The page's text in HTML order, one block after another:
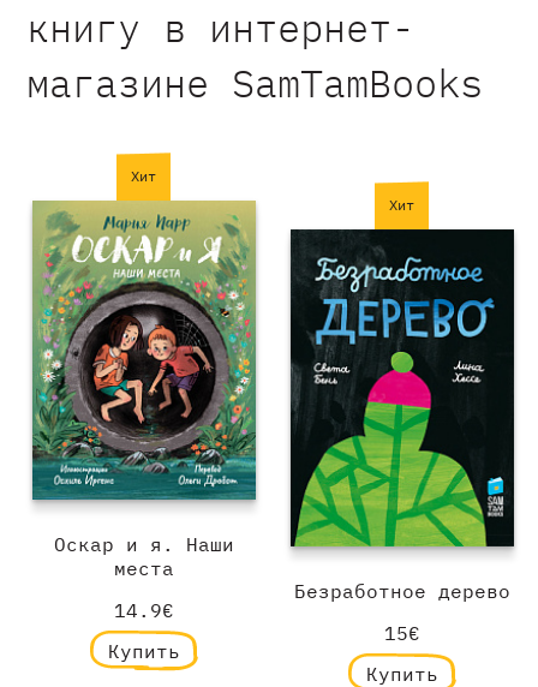
книгу в интернет-
магазине SamTamBooks
Хит
Оскар и я. Наши
места
14.9€
Купить
Хит
Безработное дерево
15€
Купить